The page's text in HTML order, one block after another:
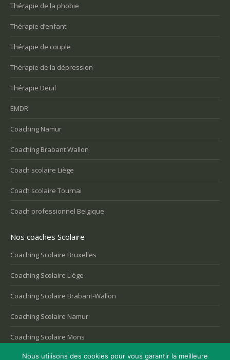
Thérapie de la phobie
Thérapie d’enfant
Thérapie de couple
Thérapie de la dépression
Thérapie Deuil
EMDR
Coaching Namur
Coaching Brabant Wallon
Coach scolaire Liège
Coach scolaire Tournai
Coach professionnel Belgique
Nos coaches Scolaire
Coaching Scolaire Bruxelles
Coaching Scolaire Liège
Coaching Scolaire Brabant-Wallon
Coaching Scolaire Namur
Coaching Scolaire Mons
Nous utilisons des cookies pour vous garantir la meilleure